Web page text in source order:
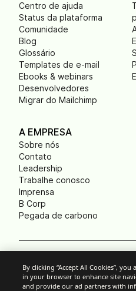
Centro de ajuda
Status da plataforma
Comunidade
Blog
Glossário
Templates de e-mail
Ebooks & webinars
Desenvolvedores
Migrar do Mailchimp
A EMPRESA
Sobre nós
Contato
Leadership
Trabalhe conosco
Imprensa
B Corp
Pegada de carbono
Cookies
Política anti-spam
By clicking “Accept All Cookies”,
in your browser to enhance site
and provide our ad partners with